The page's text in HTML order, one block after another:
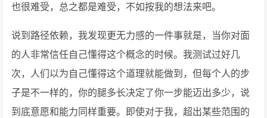
也很难受，总之都是难受，不如按我的想法来吧。
说到路径依赖，我发现更无力感的一件事就是，当你对面
的人非常信任自己懂得这个概念的时候。我测试过好几
次，人们以为自己懂得这个道理就能做到，但每个人的步
子是不一样的，你的腿多长决定了你一步能迈出多少，说
到底意愿和能力同样重要。即使对于我，超出某些范围的